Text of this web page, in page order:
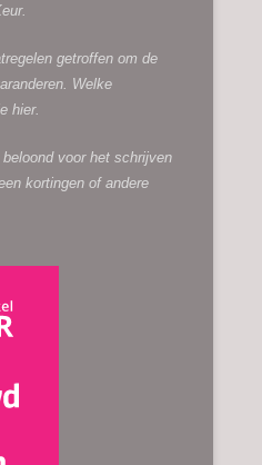
getroffen om de
Welke
hier.
voor het schrijven
kortingen of andere